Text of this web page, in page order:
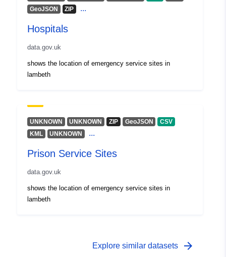
GeoJSON
ZIP ...
Hospitals
data.gov.uk
shows the location of emergency service sites in
lambeth
UNKNOWN UNKNOWN ZIP GeoJSON
CSV
KML
UNKNOWN ...
Prison Service Sites
data.gov.uk
shows the location of emergency service sites in
lambeth
Explore similar datasets arrow_forward